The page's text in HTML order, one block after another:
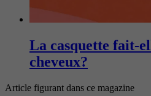
La casquette fait-
cheveux?
Article figurant dans ce magazine